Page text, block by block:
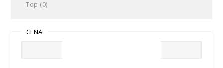
Top (0)
CENA